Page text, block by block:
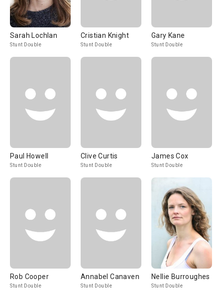
Sarah Lochlan
Stunt Double
Cristian Knight
Stunt Double
Gary Kane
Stunt Double
Paul Howell
Stunt Double
Clive Curtis
Stunt Double
James Cox
Stunt Double
Rob Cooper
Stunt Double
Annabel Canaven
Stunt Double
Nellie Burroughes
Stunt Double